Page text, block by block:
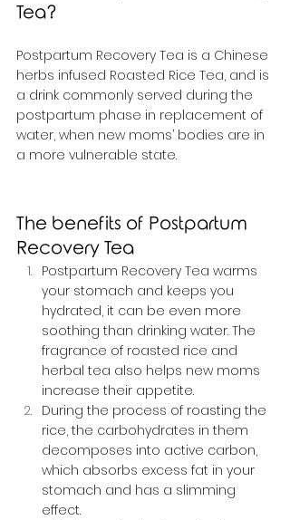
Tea?
Postpartum Recovery Tea is a Chinese
herbs infused Roasted Rice Tea, and is
a drink commonly served during the
postpartum phase in replacement of
water, when new moms’ bodies are in
a more vulnerable state.
The benefits of Postpartum
Recovery Tea
Postpartum Recovery Tea warms
your stomach and keeps you
hydrated, it can be even more
soothing than drinking water. The
fragrance of roasted rice and
herbal tea also helps new moms
increase their appetite.
During the process of roasting the
rice, the carbohydrates in them
decomposes into active carbon,
which absorbs excess fat in your
stomach and has a slimming
effect.